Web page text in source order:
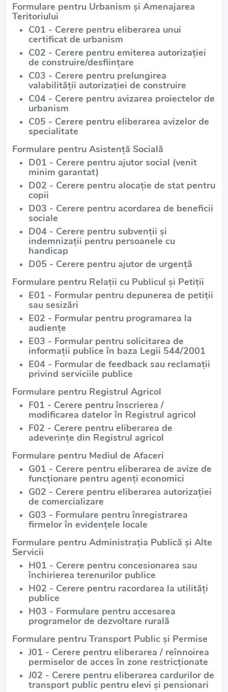
Formulare pentru Urbanism și Amenajarea
Teritoriului
C01 - Cerere pentru eliberarea unui
certificat de urbanism
C02 - Cerere pentru emiterea autorizației
de construire/desființare
C03 - Cerere pentru prelungirea
valabilității autorizației de construire
C04 - Cerere pentru avizarea proiectelor de
urbanism
C05 - Cerere pentru eliberarea avizelor de
specialitate
Formulare pentru Asistență Socială
D01 - Cerere pentru ajutor social (venit
minim garantat)
D02 - Cerere pentru alocație de stat pentru
copii
D03 - Cerere pentru acordarea de beneficii
sociale
D04 - Cerere pentru subvenții și
indemnizații pentru persoanele cu
handicap
D05 - Cerere pentru ajutor de urgență
Formulare pentru Relații cu Publicul și Petiții
E01 - Formular pentru depunerea de petiții
sau sesizări
E02 - Formular pentru programarea la
audiențe
E03 - Formular pentru solicitarea de
informații publice în baza Legii 544/2001
E04 - Formular de feedback sau reclamații
privind serviciile publice
Formulare pentru Registrul Agricol
F01 - Cerere pentru înscrierea /
modificarea datelor în Registrul agricol
F02 - Cerere pentru eliberarea de
adeverințe din Registrul agricol
Formulare pentru Mediul de Afaceri
G01 - Cerere pentru eliberarea de avize de
funcționare pentru agenți economici
G02 - Cerere pentru eliberarea autorizației
de comercializare
G03 - Formulare pentru înregistrarea
firmelor în evidențele locale
Formulare pentru Administrația Publică și Alte
Servicii
H01 - Cerere pentru concesionarea sau
închirierea terenurilor publice
H02 - Cerere pentru racordarea la utilități
publice
H03 - Formulare pentru accesarea
programelor de dezvoltare rurală
Formulare pentru Transport Public și Permise
J01 - Cerere pentru eliberarea / reînnoirea
permiselor de acces în zone restricționate
J02 - Cerere pentru eliberarea cardurilor de
transport public pentru elevi și pensionari